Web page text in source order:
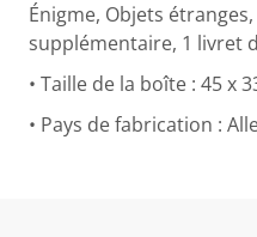
Énigme, Objets
supplémentaire, 1 livret
• Taille de la boîte : 45 x
• Pays de fabrication :